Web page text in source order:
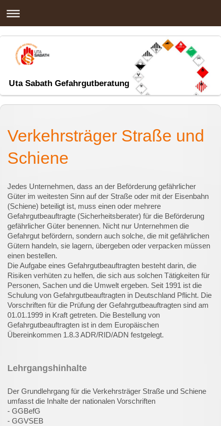
Uta Sabath Gefahrgutberatung
Verkehrsträger Straße und
Schiene
Jedes Unternehmen, dass an der Beförderung gefährlicher
Güter im weitesten Sinn auf der Straße oder mit der Eisenbahn
(Schiene) beteiligt ist, muss einen oder mehrere
Gefahrgutbeauftragte (Sicherheitsberater) für die Beförderung
gefährlicher Güter benennen. Nicht nur Unternehmen die
Gefahrgut befördern, sondern auch solche, die mit gefährlichen
Gütern handeln, sie lagern, übergeben oder verpacken müssen
einen bestellen.
Die Aufgabe eines Gefahrgutbeauftragten besteht darin, die
Risiken verhüten zu helfen, die sich aus solchen Tätigkeiten für
Personen, Sachen und die Umwelt ergeben. Seit 1991 ist die
Schulung von Gefahrgutbeauftragten in Deutschland Pflicht. Die
Vorschriften für die Prüfung der Gefahrgutbeauftragten sind am
01.01.1999 in Kraft getreten. Die Bestellung von
Gefahrgutbeauftragten ist in dem Europäischen
Übereinkommen 1.8.3 ADR/RID/ADN festgelegt.
Lehrgangshinhalte
Der Grundlehrgang für die Verkehrsträger Straße und Schiene
umfasst die Inhalte der nationalen Vorschriften
- GGBefG
- GGVSEB